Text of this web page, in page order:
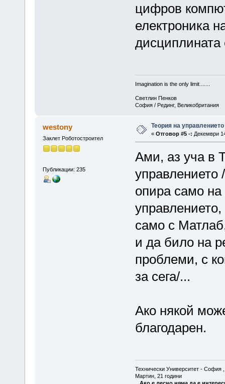
цифров
електроника
дисциплината
Imagination is the only limit.......
Светлин Пенков
София / Рединг, Великобритания
westony
Заклет Роботостроител
Публикации: 235
Теория на управлението
« Отговор #5 -: Декември
Ами, аз уча в
управлението
опира само на
само с
и да било на
проблеми, с
за сега/...
Ако някой
благодарен.
Технически Университет - София
Мартин, 21 години